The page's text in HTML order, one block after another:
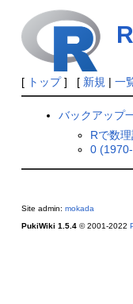
[ トップ] [ 新規 | 一
バックアップ
Rで数
0
Site admin: mokada
PukiWiki 1.5.4© 2001-2022